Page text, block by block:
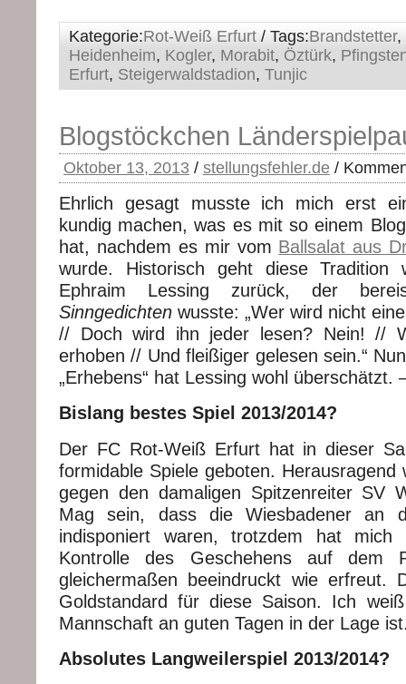
Kategorie:Rot-Weiß Erfurt / Tags:Brandstetter,
Heidenheim, Kogler, Morabit, Öztürk,
Erfurt, Steigerwaldstadion, Tunjic
Blogstöckchen
Oktober 13, 2013 / stellungsfehler.de /
Ehrlich gesagt musste ich mich erst
kundig machen, was es mit so einem
hat, nachdem es mir vom Ballsalat aus
wurde. Historisch geht diese Tradition
Ephraim Lessing zurück, der
Sinngedichten wusste: „Wer wird nicht
// Doch wird ihn jeder lesen? Nein! //
erhoben // Und fleißiger gelesen sein.“
„Erhebens“ hat Lessing wohl überschätzt.
Bislang bestes Spiel 2013/2014?
Der FC Rot-Weiß Erfurt hat in dieser
formidable Spiele geboten. Herausragend
gegen den damaligen Spitzenreiter SV
Mag sein, dass die Wiesbadener an
indisponiert waren, trotzdem hat mich
Kontrolle des Geschehens auf dem
gleichermaßen beeindruckt wie erfreut.
Goldstandard für diese Saison. Ich
Mannschaft an guten Tagen in der Lage
Absolutes Langweilerspiel 2013/2014?